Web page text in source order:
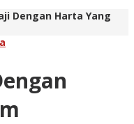
Dengan Harta Yang